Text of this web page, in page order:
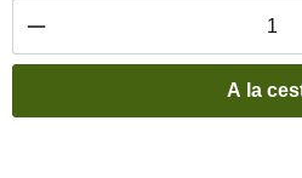
Cantidad del producto:
A la